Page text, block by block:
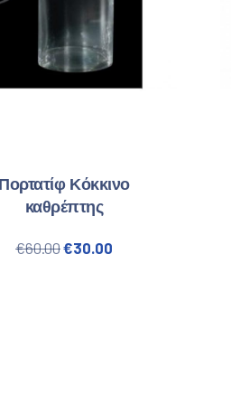
Πορτατίφ Κόκκινο
καθρέπτης
€60.00Original price was:
€30.00 Η τρέχουσα